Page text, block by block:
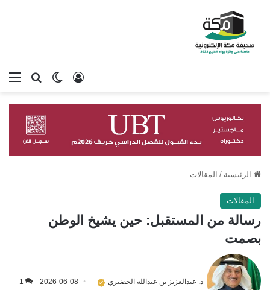
بحثالوضع
تسجيل الدخول
الرئيسية / المقالات
المقالات
رسالة من المستقبل: حين يشيخ الوطن
بصمت
د. عبدالعزيز بن عبدالله الخضيري 2026-06-08
1